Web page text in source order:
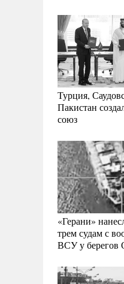
Турция,
Пакистан
союз
«Герани»
трем судам с
ВСУ у берегов